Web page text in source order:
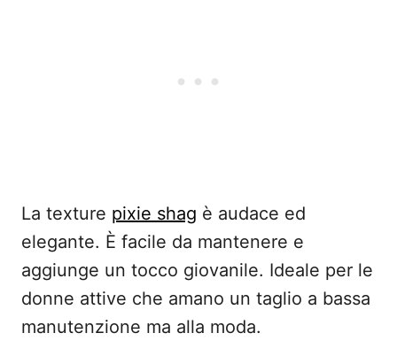
La texture pixie shag è audace ed
elegante. È facile da mantenere e
aggiunge un tocco giovanile. Ideale per le
donne attive che amano un taglio a bassa
manutenzione ma alla moda.